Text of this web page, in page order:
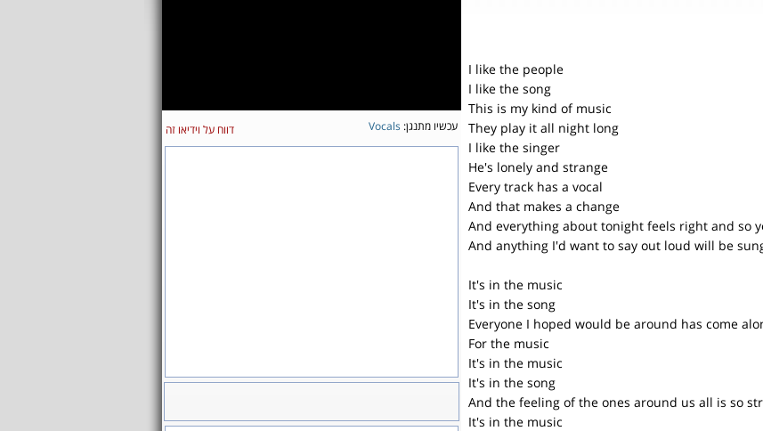
I like the people
I like the song
This is my kind of music
They play it all night long
I like the singer
He's lonely and strange
Every track has a vocal
And that makes a change
And everything about tonight feels right and so
And anything I'd want to say out loud will be
It's in the music
It's in the song
Everyone I hoped would be around has come
For the music
It's in the music
It's in the song
And the feeling of the ones around us all is so
It's in the music
עכשיו מתנגן: Vocals דווח על וידיאו זה